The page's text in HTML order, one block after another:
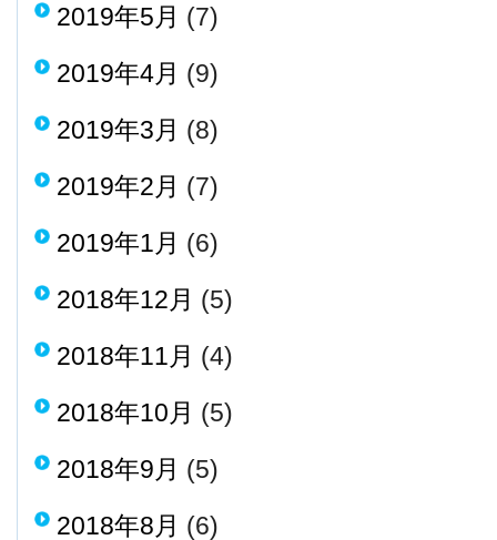
2019年5月 (7)
2019年4月 (9)
2019年3月 (8)
2019年2月 (7)
2019年1月 (6)
2018年12月 (5)
2018年11月 (4)
2018年10月 (5)
2018年9月 (5)
2018年8月 (6)